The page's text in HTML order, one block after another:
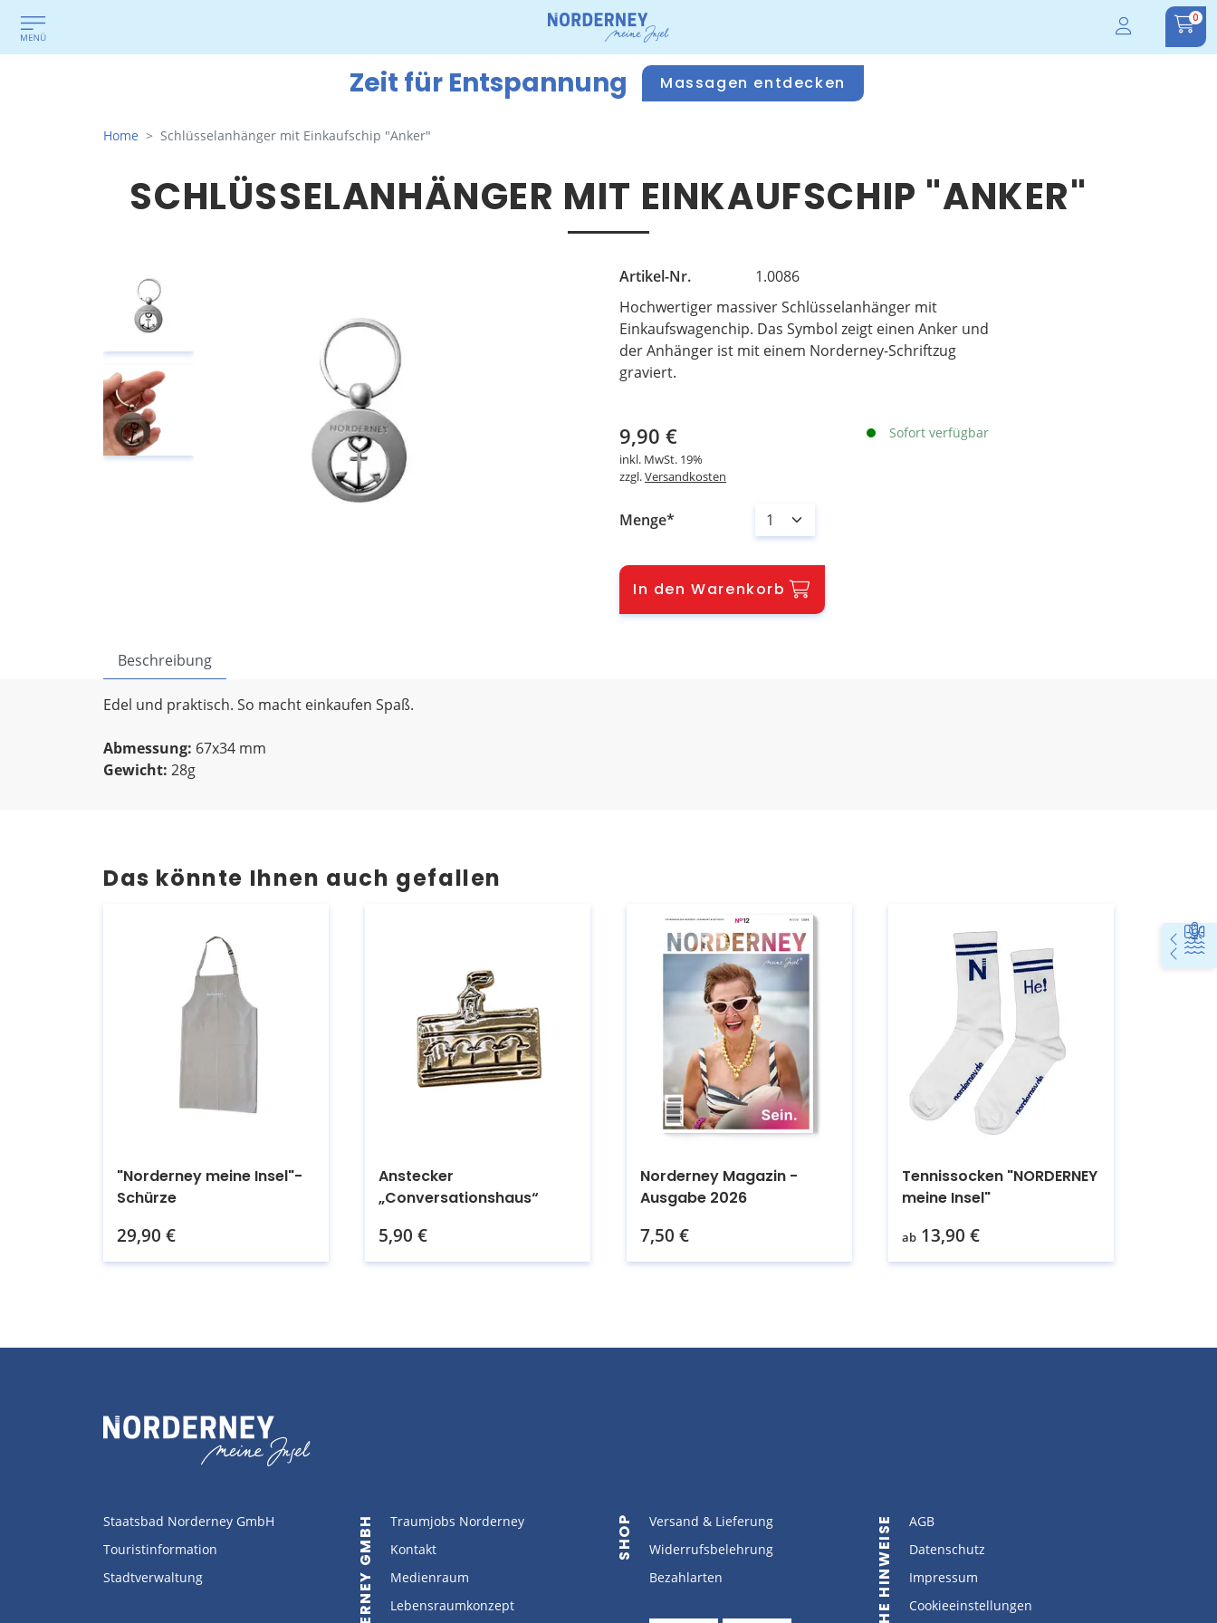
0
Zeit für Entspannung Massagen entdecken
Home Schlüsselanhänger mit Einkaufschip "Anker"
SCHLÜSSELANHÄNGER MIT EINKAUFSCHIP "ANKER"
Artikel-Nr.
1.0086
Hochwertiger massiver Schlüsselanhänger mit
Einkaufswagenchip. Das Symbol zeigt einen Anker und
der Anhänger ist mit einem Norderney-Schriftzug
graviert.
9,90 €
inkl. MwSt. 19%
zzgl.Versandkosten
Sofort verfügbar
Menge
In den Warenkorb
Beschreibung
Edel und praktisch. So macht einkaufen Spaß.
Abmessung: 67x34 mm
Gewicht: 28g
Das könnte Ihnen auch gefallen
"Norderney meine Insel"-
Schürze
29,90 €
Anstecker
„Conversationshaus“
5,90 €
Norderney Magazin -
Ausgabe 2026
7,50 €
Tennissocken "NORDERNEY
meine Insel"
ab 13,90 €
Staatsbad Norderney GmbH
Touristinformation
Stadtverwaltung
Traumjobs Norderney
Kontakt
Medienraum
Lebensraumkonzept
SHOP
Versand & Lieferung
Widerrufsbelehrung
Bezahlarten
AGB
Datenschutz
Impressum
Cookieeinstellungen